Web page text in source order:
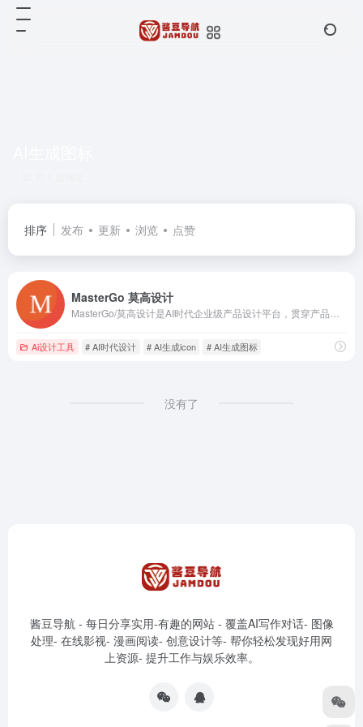
排序 发布 更新 浏览 点赞
MasterGo 莫高设计
Ai设计工具 # AI时代设计 # AI生成icon # AI生成图标
没有了
酱豆导航 - 每日分享实用-有趣的网站 - 覆盖AI写作对话- 图像
处理- 在线影视- 漫画阅读- 创意设计等- 帮你轻松发现好用网
上资源- 提升工作与娱乐效率。